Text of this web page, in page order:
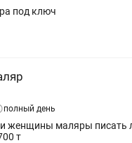
под ключ
полный день
женщины маляры писать
т